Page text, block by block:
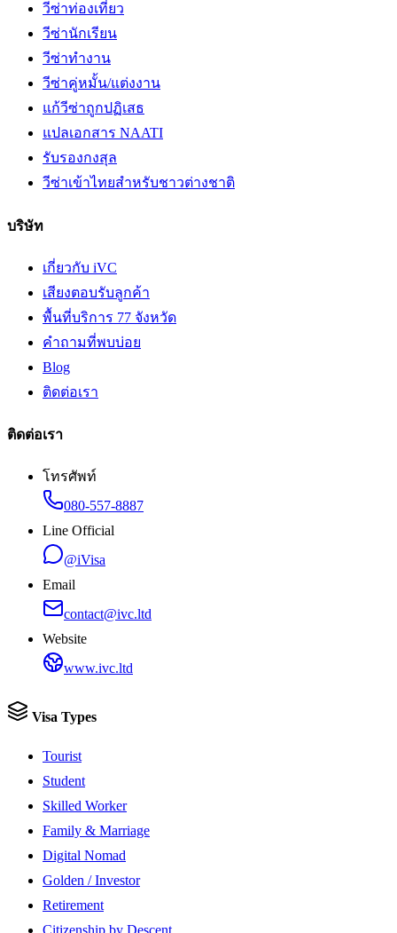
วีซ่าท่องเที่ยว
วีซ่านักเรียน
วีซ่าทำงาน
วีซ่าคู่หมั้น/แต่งงาน
แก้วีซ่าถูกปฏิเสธ
แปลเอกสาร NAATI
รับรองกงสุล
วีซ่าเข้าไทยสำหรับชาวต่างชาติ
บริษัท
เกี่ยวกับ iVC
เสียงตอบรับลูกค้า
พื้นที่บริการ 77 จังหวัด
คำถามที่พบบ่อย
Blog
ติดต่อเรา
ติดต่อเรา
โทรศัพท์
080-557-8887
Line Official
@iVisa
Email
contact@ivc.ltd
Website
www.ivc.ltd
Visa Types
Tourist
Student
Skilled Worker
Family & Marriage
Digital Nomad
Golden / Investor
Retirement
Citizenship by Descent